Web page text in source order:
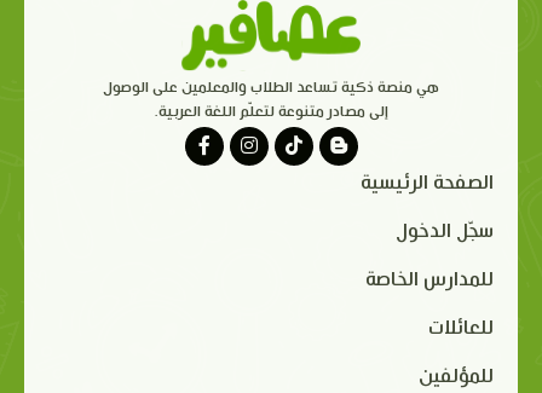
هي منصة ذكية تساعد الطلاب والمعلمين على الوصول
إلى مصادر متنوعة لتعلّم اللغة العربية.
الصفحة الرئيسية
سجّل الدخول
للمدارس الخاصة
للعائلات
للمؤلفين